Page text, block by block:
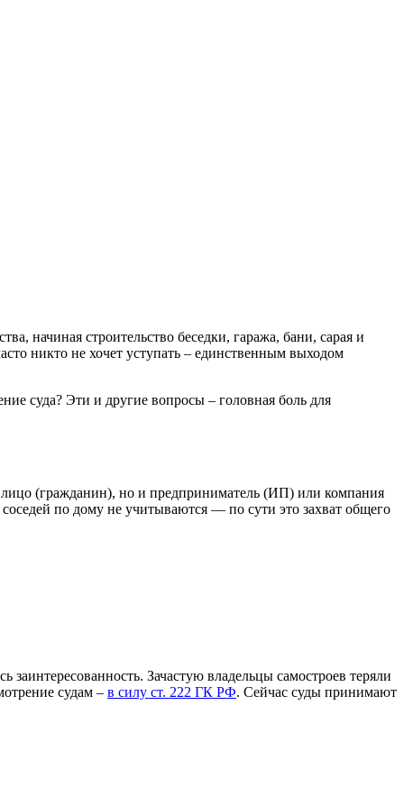
начиная строительство беседки, гаража, бани, сарая и
никто не хочет уступать – единственным выходом
суда? Эти и другие вопросы – головная боль для
лицо (гражданин), но и предприниматель (ИП) или компания
по дому не учитываются — по сути это захват общего
Зачастую владельцы самостроев теряли
судам – в силу ст. 222 ГК РФ. Сейчас суды принимают